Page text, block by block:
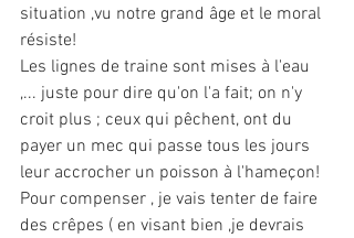
situation ,vu notre grand âge et le moral
résiste!
Les lignes de traine sont mises à l'eau
,... juste pour dire qu'on l'a fait; on n'y
croit plus ; ceux qui pêchent, ont du
payer un mec qui passe tous les jours
leur accrocher un poisson à l'hameçon!
Pour compenser , je vais tenter de faire
des crêpes ( en visant bien ,je devrais